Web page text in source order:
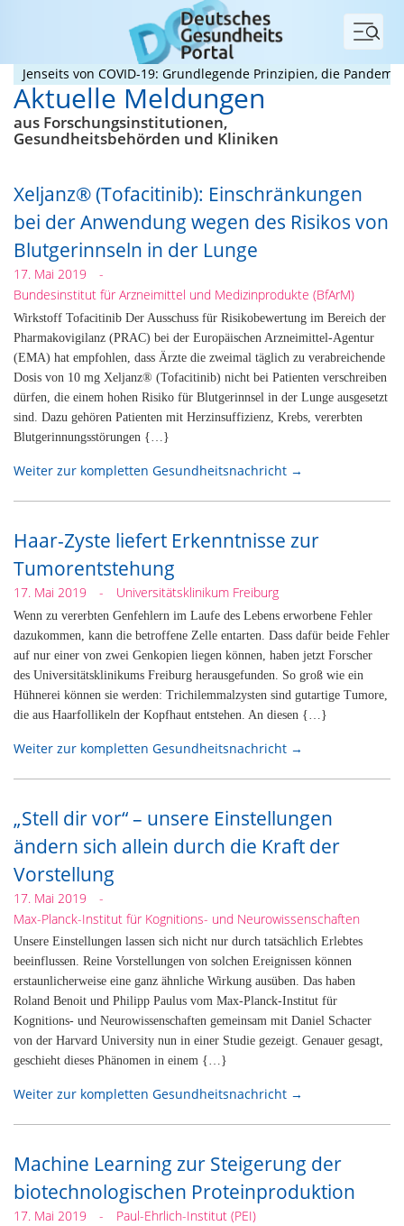
Menü
von COVID-19: Grundlegende Prinzipien, die Pandemien
Aktuelle Meldungen
aus Forschungs­institutionen,
Gesundheits­behörden und Kliniken
Xeljanz® (Tofacitinib): Einschränkungen
bei der Anwendung wegen des Risikos von
Blutgerinnseln in der Lunge
17. Mai 2019
-
Bundesinstitut für Arzneimittel und Medizinprodukte (BfArM)
Wirkstoff Tofacitinib Der Ausschuss für Risikobewertung im Bereich der
Pharmakovigilanz (PRAC) bei der Europäischen Arzneimittel-Agentur
(EMA) hat empfohlen, dass Ärzte die zweimal täglich zu verabreichende
Dosis von 10 mg Xeljanz® (Tofacitinib) nicht bei Patienten verschreiben
dürfen, die einem hohen Risiko für Blutgerinnsel in der Lunge ausgesetzt
sind. Dazu gehören Patienten mit Herzinsuffizienz, Krebs, vererbten
Blutgerinnungsstörungen {…}
Weiter zur kompletten Gesundheitsnachricht →
Haar-Zyste liefert Erkenntnisse zur
Tumorentstehung
17. Mai 2019 - Universitätsklinikum Freiburg
Wenn zu vererbten Genfehlern im Laufe des Lebens erworbene Fehler
dazukommen, kann die betroffene Zelle entarten. Dass dafür beide Fehler
auf nur einer von zwei Genkopien liegen können, haben jetzt Forscher
des Universitätsklinikums Freiburg herausgefunden. So groß wie ein
Hühnerei können sie werden: Trichilemmalzysten sind gutartige Tumore,
die aus Haarfollikeln der Kopfhaut entstehen. An diesen {…}
Weiter zur kompletten Gesundheitsnachricht →
„Stell dir vor“ – unsere Einstellungen
ändern sich allein durch die Kraft der
Vorstellung
17. Mai 2019
-
Max-Planck-Institut für Kognitions- und Neurowissenschaften
Unsere Einstellungen lassen sich nicht nur durch tatsächlich Erlebtes
beeinflussen. Reine Vorstellungen von solchen Ereignissen können
erstaunlicherweise eine ganz ähnliche Wirkung ausüben. Das haben
Roland Benoit und Philipp Paulus vom Max-Planck-Institut für
Kognitions- und Neurowissenschaften gemeinsam mit Daniel Schacter
von der Harvard University nun in einer Studie gezeigt. Genauer gesagt,
geschieht dieses Phänomen in einem {…}
Weiter zur kompletten Gesundheitsnachricht →
Machine Learning zur Steigerung der
biotechnologischen Proteinproduktion
17. Mai 2019 - Paul-Ehrlich-Institut (PEI)